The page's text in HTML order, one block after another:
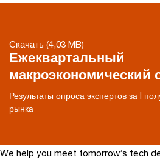
Скачать (4,03 MB)
Ежеквартальный
макроэкономический
Результаты опроса экспертов за I
рынка
We help you meet tomorrow’s tech